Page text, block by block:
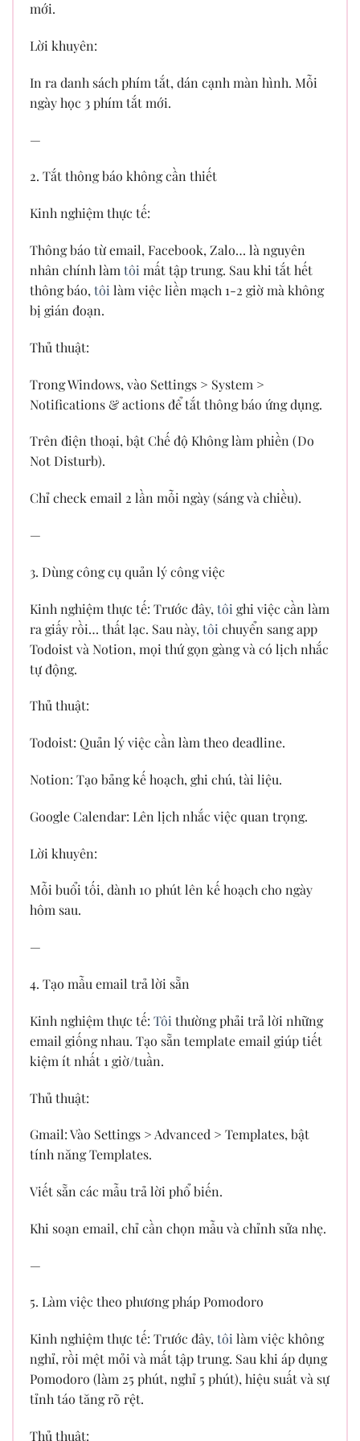
mới.
Lời khuyên:
In ra danh sách phím tắt, dán cạnh màn hình. Mỗi
ngày học 3 phím tắt mới.
—
2. Tắt thông báo không cần thiết
Kinh nghiệm thực tế:
Thông báo từ email, Facebook, Zalo… là nguyên
nhân chính làm tôi mất tập trung. Sau khi tắt hết
thông báo, tôi làm việc liền mạch 1-2 giờ mà không
bị gián đoạn.
Thủ thuật:
Trong Windows, vào Settings > System >
Notifications & actions để tắt thông báo ứng dụng.
Trên điện thoại, bật Chế độ Không làm phiền (Do
Not Disturb).
Chỉ check email 2 lần mỗi ngày (sáng và chiều).
—
3. Dùng công cụ quản lý công việc
Kinh nghiệm thực tế: Trước đây, tôi ghi việc cần làm
ra giấy rồi… thất lạc. Sau này, tôi chuyển sang app
Todoist và Notion, mọi thứ gọn gàng và có lịch nhắc
tự động.
Thủ thuật:
Todoist: Quản lý việc cần làm theo deadline.
Notion: Tạo bảng kế hoạch, ghi chú, tài liệu.
Google Calendar: Lên lịch nhắc việc quan trọng.
Lời khuyên:
Mỗi buổi tối, dành 10 phút lên kế hoạch cho ngày
hôm sau.
—
4. Tạo mẫu email trả lời sẵn
Kinh nghiệm thực tế: Tôi thường phải trả lời những
email giống nhau. Tạo sẵn template email giúp tiết
kiệm ít nhất 1 giờ/tuần.
Thủ thuật:
Gmail: Vào Settings > Advanced > Templates, bật
tính năng Templates.
Viết sẵn các mẫu trả lời phổ biến.
Khi soạn email, chỉ cần chọn mẫu và chỉnh sửa nhẹ.
—
5. Làm việc theo phương pháp Pomodoro
Kinh nghiệm thực tế: Trước đây,tôilàm việc không
nghỉ, rồi mệt mỏi và mất tập trung. Sau khi áp dụng
Pomodoro (làm 25 phút, nghỉ 5 phút), hiệu suất và sự
tỉnh táo tăng rõ rệt.
Thủ thuật: